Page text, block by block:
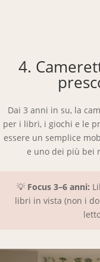
4.
Dai 3 anni in su, la
per i libri, i giochi e le
essere un semplice
e uno dei più bei
💡 Focus 3–6 anni:
libri in vista (non i